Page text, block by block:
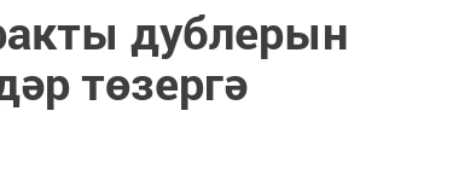
дублерын
төзергә